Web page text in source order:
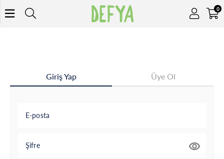
0
Giriş Yap Üye Ol
E-posta
Şifre